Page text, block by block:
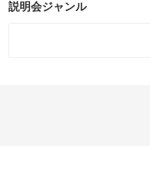
説明会ジャンル